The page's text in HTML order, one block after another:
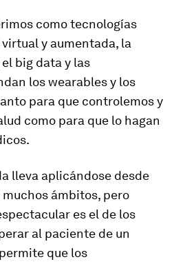
como tecnologías
y aumentada, la
big data y las
loswearablesy los
para que controlemos y
como para que lo hagan
lleva aplicándose desde
ámbitos, pero
es el de los
al paciente de un
que los